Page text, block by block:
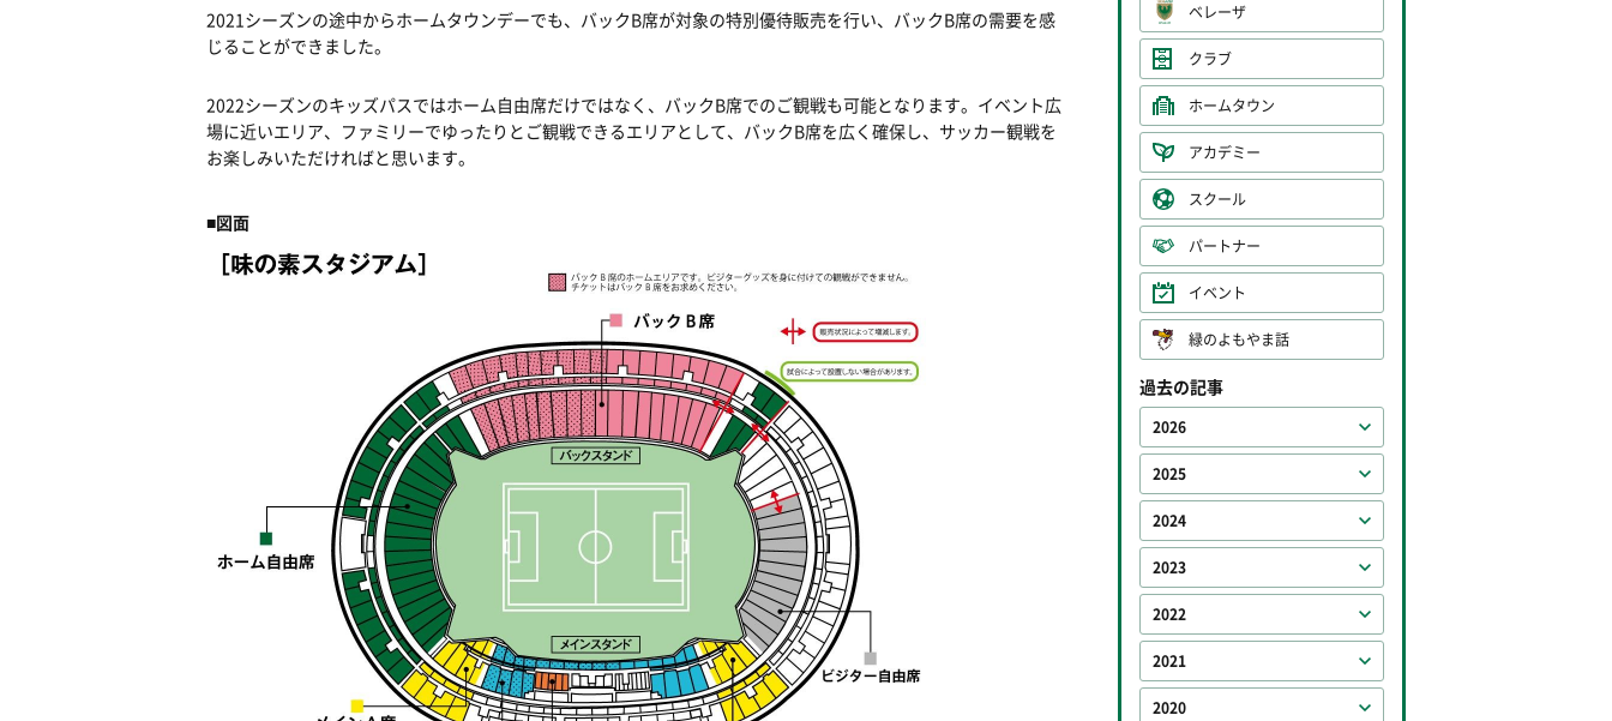
2021シーズンの途中からホームタウンデーでも、バックB席が対象の特別優待販売を行い、バックB席の需要を感
じることができました。
2022シーズンのキッズパスではホーム自由席だけではなく、バックB席でのご観戦も可能となります。イベント広
場に近いエリア、ファミリーでゆったりとご観戦できるエリアとして、バックB席を広く確保し、サッカー観戦を
お楽しみいただければと思います。
■図面
ベレーザ
クラブ
ホームタウン
アカデミー
スクール
パートナー
イベント
緑のよもやま話
過去の記事
2026
2025
2024
2023
2022
2021
2020